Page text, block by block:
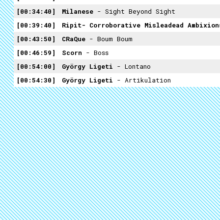
00:34:40
Milanese - Sight Beyond Sight
00:39:40
Ripit- Corroborative Misleadead
00:43:50
CRaQue - Boum Boum
00:46:59
Scorn - Boss
00:54:00
György Ligeti - Lontano
00:54:30
György Ligeti - Artikulation